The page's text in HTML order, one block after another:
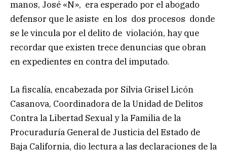
manos, José «N», era esperado por el abogado
defensor que le asiste en los dos procesos donde
se le vincula por el delito de violación, hay que
recordar que existen trece denuncias que obran
en expedientes en contra del imputado.
La fiscalía, encabezada por Silvia Grisel Licón
Casanova, Coordinadora de la Unidad de Delitos
Contra la Libertad Sexual y la Familia de la
Procuraduría General de Justicia del Estado de
Baja California, dio lectura a las declaraciones de la